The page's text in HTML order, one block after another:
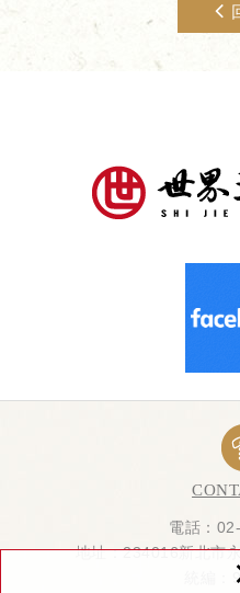
電話：
地址：234016新北市
統編：